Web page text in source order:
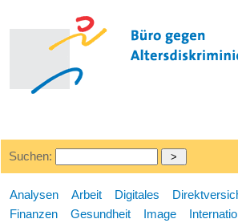
Suchen:
Analysen Arbeit Digitales
Finanzen
Gesundheit Image